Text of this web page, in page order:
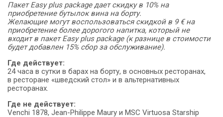
Пакет Easy plus package дает скидку в 10% на
приобретение бутылок вина на борту.
Желающие могут воспользоваться скидкой в 9 € на
приобретение более дорогого напитка, который не
входит в пакет Easy plus package (к разнице в стоимости
будет добавлен 15% сбор за обслуживание).
Где действует:
24 часа в сутки в барах на борту, в основных ресторанах,
в ресторане «шведский стол» и в альтернативных
ресторанах.
Где не действует:
Venchi 1878, Jean-Philippe Maury и MSC Virtuosa Starship